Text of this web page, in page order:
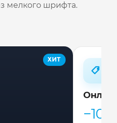
мелкого шрифта.
ХИТ
−10%